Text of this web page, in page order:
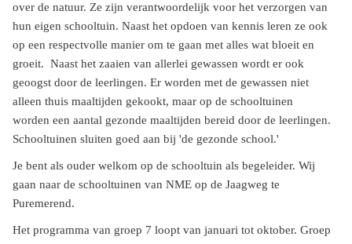
over de natuur. Ze zijn verantwoordelijk voor het verzorgen van
hun eigen schooltuin. Naast het opdoen van kennis leren ze ook
op een respectvolle manier om te gaan met alles wat bloeit en
groeit. Naast het zaaien van allerlei gewassen wordt er ook
geoogst door de leerlingen. Er worden met de gewassen niet
alleen thuis maaltijden gekookt, maar op de schooltuinen
worden een aantal gezonde maaltijden bereid door de leerlingen.
Schooltuinen sluiten goed aan bij 'de gezonde school.'
Je bent als ouder welkom op de schooltuin als begeleider. Wij
gaan naar de schooltuinen van NME op de Jaagweg te
Puremerend.
Het programma van groep 7 loopt van januari tot oktober. Groep